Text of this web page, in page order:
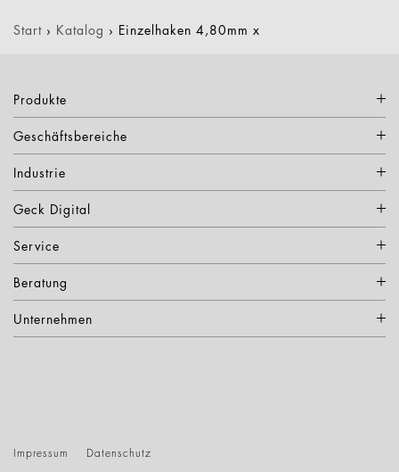
Start › Katalog › Einzelhaken 4,80mm x
Produkte
Geschäftsbereiche
Industrie
Geck Digital
Service
Beratung
Unternehmen
Impressum Datenschutz